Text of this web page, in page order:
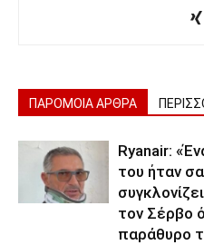
ΠΑΡΟΜΟΙΑ ΑΡΘΡΑ
Ryanair:
του ήταν
τον Σέρβο
παράθυρο